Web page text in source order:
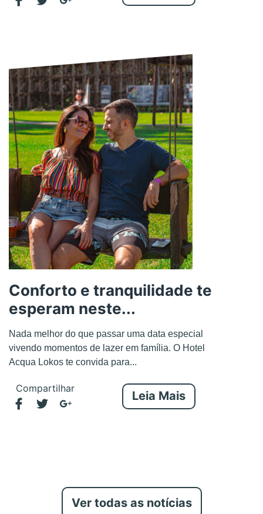
Conforto e tranquilidade te
esperam neste...
Nada melhor do que passar uma data especial
vivendo momentos de lazer em família. O Hotel
Acqua Lokos te convida para...
Compartilhar
Leia Mais
Ver todas as notícias